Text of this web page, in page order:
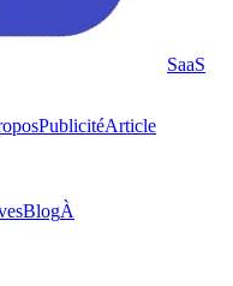
SaaS
PublicitéArticle
BlogÀ